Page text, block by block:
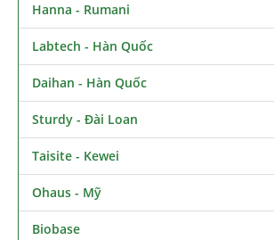
Hanna - Rumani
Labtech - Hàn Quốc
Daihan - Hàn Quốc
Sturdy - Đài Loan
Taisite - Kewei
Ohaus - Mỹ
Biobase